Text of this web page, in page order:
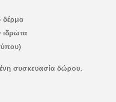
δέρμα
ιδρώτα
συσκευασία δώρου.